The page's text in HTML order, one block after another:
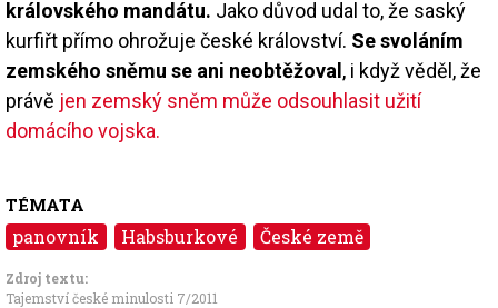
královského mandátu. Jako důvod udal to, že saský
kurfiřt přímo ohrožuje české království. Se svoláním
zemského sněmu se ani neobtěžoval, i když věděl, že
právě jen zemský sněm může odsouhlasit užití
domácího vojska.
TÉMATA
panovník Habsburkové České země
Zdroj textu:
Tajemství české minulosti 7/2011